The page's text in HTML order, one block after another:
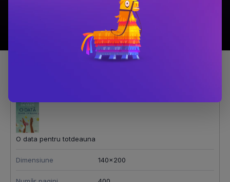
O data pentru totdeauna
Dimensiune 140x200